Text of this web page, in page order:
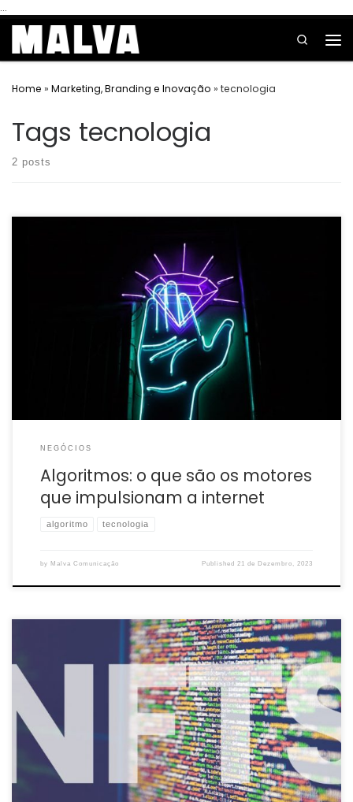
...
Skip to content
Search
Home » Marketing, Branding e Inovação » tecnologia
Tags tecnologia
2 posts
Na imensa vastidão do ciberespaço, onde bilhões de dados
fluem como correntes digitais, os algoritmos emergem como os
arquitetos silenciosos que moldam nossa experiência online. […]
NEGÓCIOS
Algoritmos: o que são os motores
que impulsionam a internet
algoritmo tecnologia
by Malva Comunicação Published21 de Dezembro, 2023
Já pensou em comprar memes, uma coluna do “The New York
Times” ou até obras de artistas que existem apenas no mundo
digital? Situações do […]